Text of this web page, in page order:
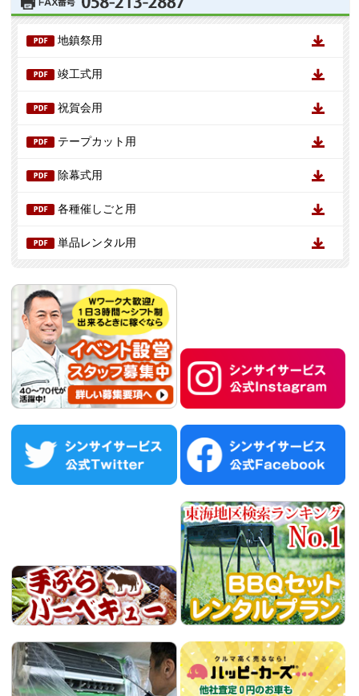
地鎮祭用
竣工式用
祝賀会用
テープカット用
除幕式用
各種催しごと用
単品レンタル用